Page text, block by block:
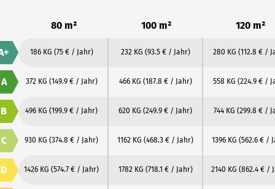
80 m² 100 m² 120 m²
186 KG (75 € / Jahr) 232 KG (93.5 € / Jahr) 280 KG (112.8 € /
A 372 KG (149.9 € / Jahr) 466 KG (187.8 € / Jahr) 558 KG (224.9 € /
B 496 KG (199.9 € / Jahr) 620 KG (249.9 € / Jahr) 744 KG (299.8 € /
C 930 KG (374.8 € / Jahr) 1162 KG (468.3 € / Jahr) 1396 KG (562.6 € /
D 1426 KG (574.7 € / Jahr) 1782 KG (718.1 € / Jahr) 2140 KG (862.4 € /